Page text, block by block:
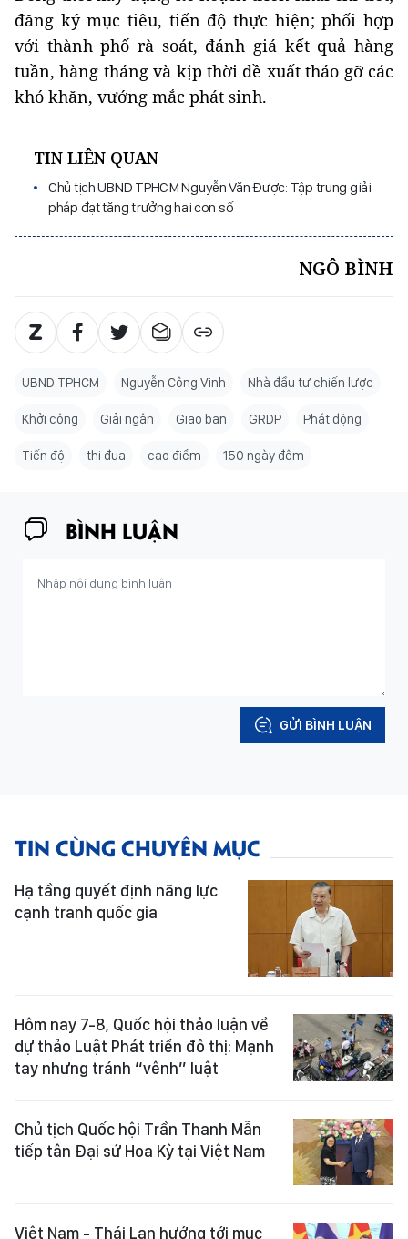
đăng ký mục tiêu, tiến độ thực hiện; phối hợp
với thành phố rà soát, đánh giá kết quả hàng
tuần, hàng tháng và kịp thời đề xuất tháo gỡ các
khó khăn, vướng mắc phát sinh.
TIN LIÊN QUAN
Chủ tịch UBND TPHCM Nguyễn Văn Được: Tập trung giải
pháp đạt tăng trưởng hai con số
NGÔ BÌNH
UBND TPHCM Nguyễn Công Vinh Nhà đầu tư chiến lược
Khởi công Giải ngân Giao ban GRDP Phát động
Tiến độ thi đua cao điểm 150 ngày đêm
BÌNH LUẬN
GỬI BÌNH LUẬN
TIN CÙNG CHUYÊN MỤC
Hạ tầng quyết định năng lực
cạnh tranh quốc gia
Hôm nay 7-8, Quốc hội thảo luận về
dự thảo Luật Phát triển đô thị: Mạnh
tay nhưng tránh “vênh” luật
Chủ tịch Quốc hội Trần Thanh Mẫn
tiếp tân Đại sứ Hoa Kỳ tại Việt Nam
Việt Nam - Thái Lan hướng tới mục